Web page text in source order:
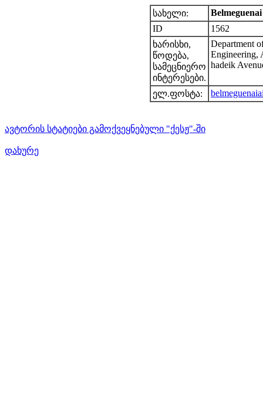
სახელი:
ID
1562
ხარისხი,
წოდება,
სამეცნიერო
ინტერესები.
Department
Engineering,
hadeik
ელ.ფოსტა:
ავტორის სტატიები გამოქვეყნებული "ქესჟ"-ში
დახურე